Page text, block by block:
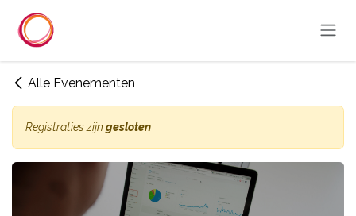
Alle Evenementen
Registraties zijn gesloten